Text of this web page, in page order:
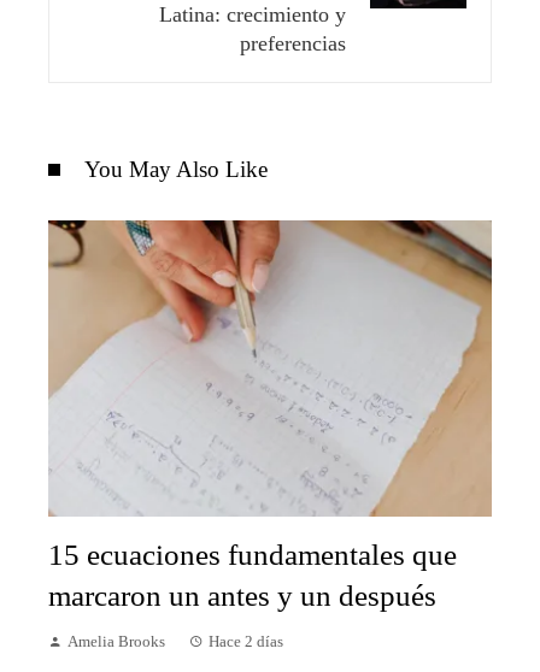
Latina: crecimiento y
preferencias
You May Also Like
15 ecuaciones fundamentales que
marcaron un antes y un después
Amelia Brooks Hace 2 días